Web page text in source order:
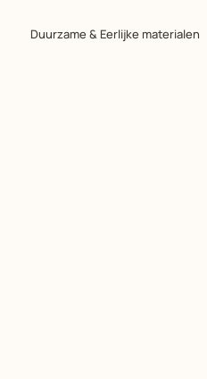
Duurzame & Eerlijke materialen